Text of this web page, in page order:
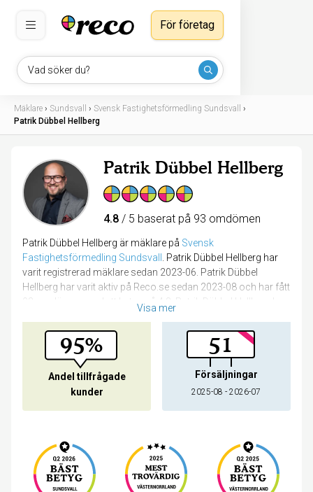
Vad söker du?
För företag
Mäklare › Sundsvall › Svensk Fastighetsförmedling Sundsvall
›
Patrik Dübbel Hellberg
Patrik Dübbel Hellberg
4.8 / 5 baserat på 93 omdömen
Patrik Dübbel Hellberg är mäklare på Svensk
Fastighetsförmedling Sundsvall
Patrik Dübbel Hellberg har
varit registrerad mäklare sedan 2023-06. Patrik Dübbel
Hellberg har varit aktiv på Reco.se sedan 2023-08 och har fått
93 omdömen med ett betyg på 4.8. Patrik Dübbel Hellberg har
sina kunder efter omdömen.
Visa mer
95%
Andel tillfrågade
kunder
51
Försäljningar
2025-08 - 2026-07